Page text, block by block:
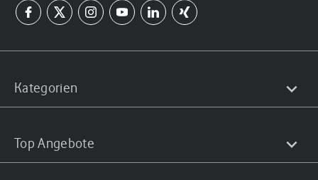
Kategorien
Top Angebote